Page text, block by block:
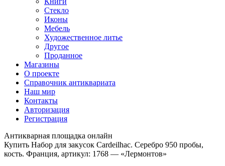
Стекло
Иконы
Мебель
Художественное литье
Другое
Проданное
Магазины
О проекте
Справочник антиквариата
Наш мир
Контакты
Авторизация
Регистрация
Антикварная площадка онлайн
Купить Набор для закусок Cardeilhac. Серебро 950 пробы,
кость. Франция, артикул: 1768 — «Лермонтов»